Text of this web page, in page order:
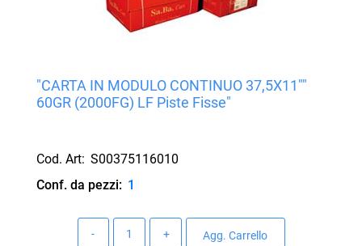
"CARTA IN MODULO CONTINUO 37,5X11""
60GR (2000FG) LF Piste Fisse"
Cod. Art: S00375116010
Conf. da pezzi: 1
Agg. Carrello